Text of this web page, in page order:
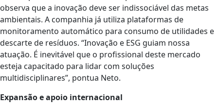
observa que a inovação deve ser indissociável das metas
ambientais. A companhia já utiliza plataformas de
monitoramento automático para consumo de utilidades e
descarte de resíduos. “Inovação e ESG guiam nossa
atuação. É inevitável que o profissional deste mercado
esteja capacitado para lidar com soluções
multidisciplinares”, pontua Neto.
Expansão e apoio internacional